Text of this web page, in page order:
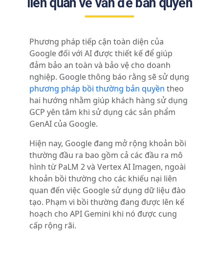
Phương pháp tiếp cận toàn diện của
Google đối với AI được thiết kế để giúp
đảm bảo an toàn và bảo vệ cho doanh
nghiệp. Google thông báo rằng sẽ sử dụng
phương pháp bồi thường bản quyền theo
hai hướng nhằm giúp khách hàng sử dụng
GCP yên tâm khi sử dụng các sản phẩm
GenAI của Google.
Hiện nay, Google đang mở rộng khoản bồi
thường đầu ra bao gồm cả các đầu ra mô
hình từ PaLM 2 và Vertex AI Imagen, ngoài
khoản bồi thường cho các khiếu nại liên
quan đến việc Google sử dụng dữ liệu đào
tạo. Phạm vi bồi thường đang được lên kế
hoạch cho API Gemini khi nó được cung
cấp rộng rãi.